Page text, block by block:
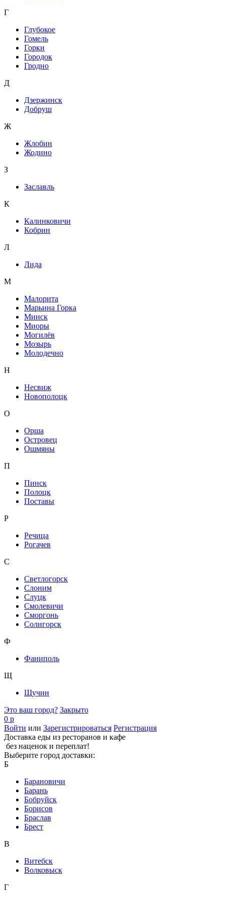
Г
Глубокое
Гомель
Горки
Городок
Гродно
Д
Дзержинск
Добруш
Ж
Жлобин
Жодино
З
Заславль
К
Калинковичи
Кобрин
Л
Лида
М
Малорита
Марьина Горка
Минск
Миоры
Могилёв
Мозырь
Молодечно
Н
Несвиж
Новополоцк
О
Орша
Островец
Ошмяны
П
Пинск
Полоцк
Поставы
Р
Речица
Рогачев
С
Светлогорск
Слоним
Слуцк
Смолевичи
Сморгонь
Солигорск
Ф
Фаниполь
Щ
Щучин
Это ваш город? Закрыто
0 р
Войти или Зарегистрироваться Регистрация
Доставка еды из ресторанов и кафе
без наценок и переплат!
Выберите город доставки:
Б
Барановичи
Барань
Бобруйск
Борисов
Браслав
Брест
В
Витебск
Волковыск
Г